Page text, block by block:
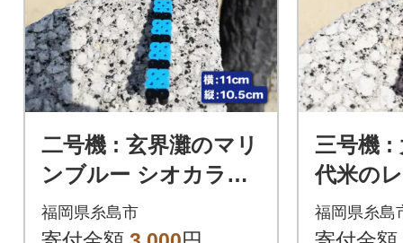
二号機 : 玄界灘のマリ
ンブルー シオカラト
ンボ 糸島市/糸島とん
ぼ[APK003]
福岡県糸島市
三号機 :
代米の
カネ 糸
ぼ
福岡県糸島